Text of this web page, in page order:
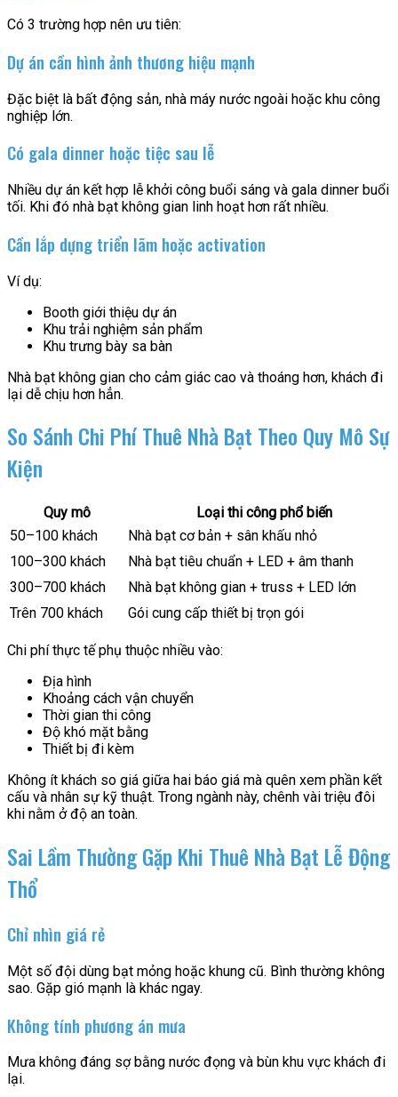
Có 3 trường hợp nên ưu tiên:
Dự án cần hình ảnh thương hiệu mạnh
Đặc biệt là bất động sản, nhà máy nước ngoài hoặc khu công
nghiệp lớn.
Có gala dinner hoặc tiệc sau lễ
Nhiều dự án kết hợp lễ khởi công buổi sáng và gala dinner buổi
tối. Khi đó nhà bạt không gian linh hoạt hơn rất nhiều.
Cần lắp dựng triển lãm hoặc activation
Ví dụ:
Booth giới thiệu dự án
Khu trải nghiệm sản phẩm
Khu trưng bày sa bàn
Nhà bạt không gian cho cảm giác cao và thoáng hơn, khách đi
lại dễ chịu hơn hẳn.
So Sánh Chi Phí Thuê Nhà Bạt Theo Quy Mô Sự
Kiện
Quy mô
Loại thi công phổ biến
50–100 khách
Nhà bạt cơ bản + sân khấu nhỏ
100–300 khách
Nhà bạt tiêu chuẩn + LED + âm thanh
300–700 khách
Nhà bạt không gian + truss + LED lớn
Trên 700 khách
Gói cung cấp thiết bị trọn gói
Chi phí thực tế phụ thuộc nhiều vào:
Địa hình
Khoảng cách vận chuyển
Thời gian thi công
Độ khó mặt bằng
Thiết bị đi kèm
Không ít khách so giá giữa hai báo giá mà quên xem phần kết
cấu và nhân sự kỹ thuật. Trong ngành này, chênh vài triệu đôi
khi nằm ở độ an toàn.
Sai Lầm Thường Gặp Khi Thuê Nhà Bạt Lễ Động
Thổ
Chỉ nhìn giá rẻ
Một số đội dùng bạt mỏng hoặc khung cũ. Bình thường không
sao. Gặp gió mạnh là khác ngay.
Không tính phương án mưa
Mưa không đáng sợ bằng nước đọng và bùn khu vực khách đi
lại.